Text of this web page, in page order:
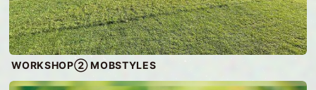
WORKSHOP② MOBSTYLES